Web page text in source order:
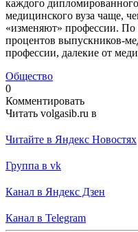
каждого
медицинского вуза чаще,
«изменяют» профессии.
процентов выпускников-
профессии, далекие от
Общество
0
Комментировать
Читать volgasib.ru в
Читайте в Яндекс Новостях
Группа в vk
Канал в Яндекс Дзен
Канал в Telegram